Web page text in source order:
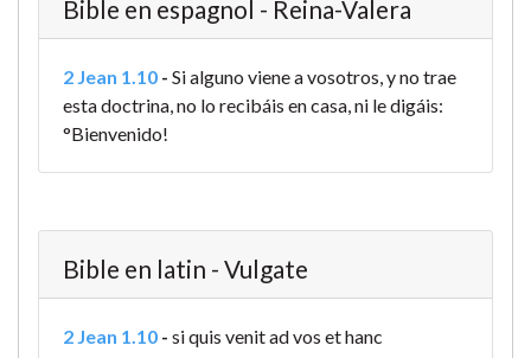
Bible en espagnol - Reina-Valera
2 Jean 1.10 - Si alguno viene a vosotros, y no trae
esta doctrina, no lo recibáis en casa, ni le digáis:
°Bienvenido!
Bible en latin - Vulgate
2 Jean 1.10 - si quis venit ad vos et hanc